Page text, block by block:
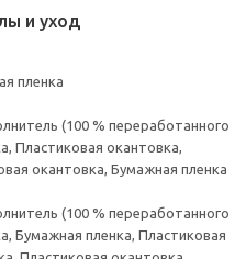
и уход
пленка
(100 % переработанного
Пластиковая окантовка,
окантовка, Бумажная пленка
(100 % переработанного
Бумажная пленка, Пластиковая